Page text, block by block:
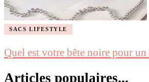
SACS LIFESTYLE
Quel est votre bête noire pour un
Articles populaires...